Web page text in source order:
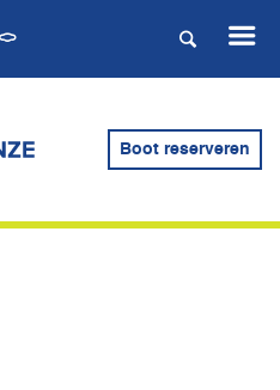
Boot reserveren